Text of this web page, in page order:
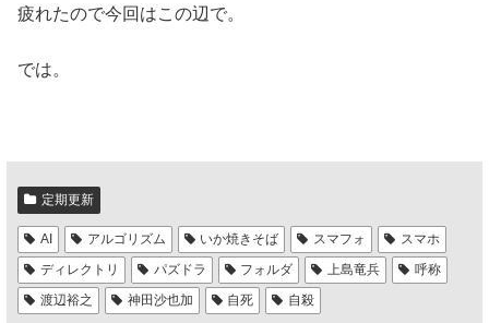
疲れたので今回はこの辺で。
では。
定期更新
AI アルゴリズム いか焼きそば スマフォ
スマホ
ディレクトリ
パズドラ フォルダ 上島竜兵
呼称
渡辺裕之
神田沙也加 自死 自殺